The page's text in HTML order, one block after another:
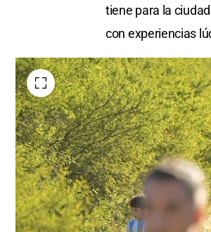
tiene para la
con experiencias